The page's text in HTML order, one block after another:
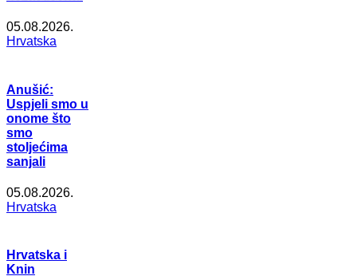
05.08.2026.
Hrvatska
Anušić:
Uspjeli smo u
onome što
smo
stoljećima
sanjali
05.08.2026.
Hrvatska
Hrvatska i
Knin